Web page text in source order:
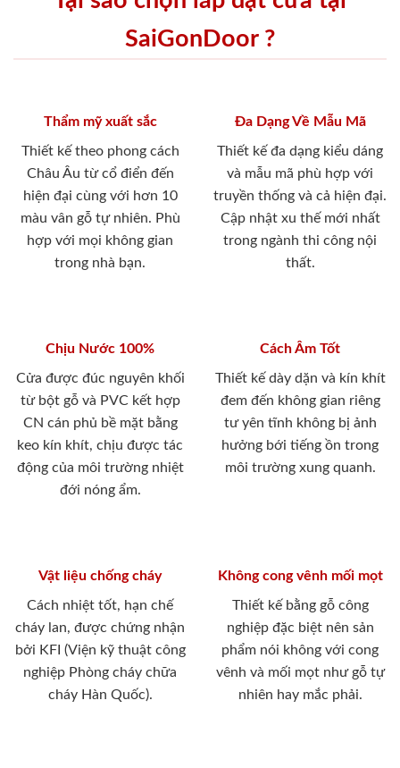
SaiGonDoor ?
Thẩm mỹ xuất sắc
Thiết kế theo phong cách
Châu Âu từ cổ điển đến
hiện đại cùng với hơn 10
màu vân gỗ tự nhiên. Phù
hợp với mọi không gian
trong nhà bạn.
Đa Dạng Về Mẫu Mã
Thiết kế đa dạng kiểu dáng
và mẫu mã phù hợp với
truyền thống và cả hiện đại.
Cập nhật xu thế mới nhất
trong ngành thi công nội
thất.
Chịu Nước 100%
Cửa được đúc nguyên khối
từ bột gỗ và PVC kết hợp
CN cán phủ bề mặt bằng
keo kín khít, chịu được tác
động của môi trường nhiệt
đới nóng ẩm.
Cách Âm Tốt
Thiết kế dày dặn và kín khít
đem đến không gian riêng
tư yên tĩnh không bị ảnh
hưởng bới tiếng ồn trong
môi trường xung quanh.
Vật liệu chống cháy
Cách nhiệt tốt, hạn chế
cháy lan, được chứng nhận
bởi KFI (Viện kỹ thuật công
nghiệp Phòng cháy chữa
cháy Hàn Quốc).
Không cong vênh mối mọt
Thiết kế bằng gỗ công
nghiệp đặc biệt nên sản
phẩm nói không với cong
vênh và mối mọt như gỗ tự
nhiên hay mắc phải.